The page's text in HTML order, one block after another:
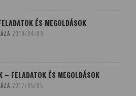
ÉS MEGOLDÁSOK
2019/04/09
– FELADATOK ÉS MEGOLDÁSOK
2017/05/05